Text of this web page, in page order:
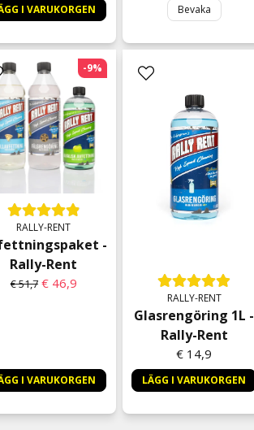
I VARUKORGEN Bevaka
RALLY-RENT
-
Rally-Rent
€ 51,7 € 46,9
I VARUKORGEN
-9%
RALLY-RENT
Glasrengöring 1L -
Rally-Rent
€ 14,9
LÄGG I VARUKORGEN